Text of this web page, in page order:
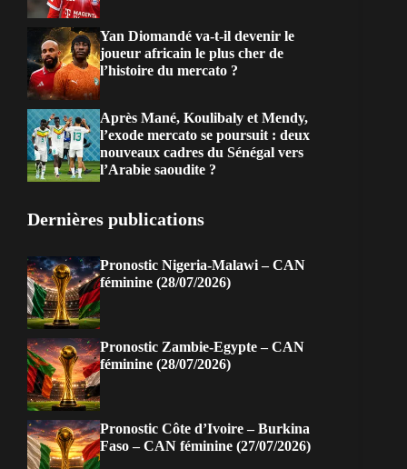
Yan Diomandé va-t-il devenir le
joueur africain le plus cher de
l’histoire du mercato ?
Après Mané, Koulibaly et Mendy,
l’exode mercato se poursuit : deux
nouveaux cadres du Sénégal vers
l’Arabie saoudite ?
Dernières publications
Pronostic Nigeria-Malawi – CAN
féminine (28/07/2026)
Pronostic Zambie-Egypte – CAN
féminine (28/07/2026)
Pronostic Côte d’Ivoire – Burkina
Faso – CAN féminine (27/07/2026)